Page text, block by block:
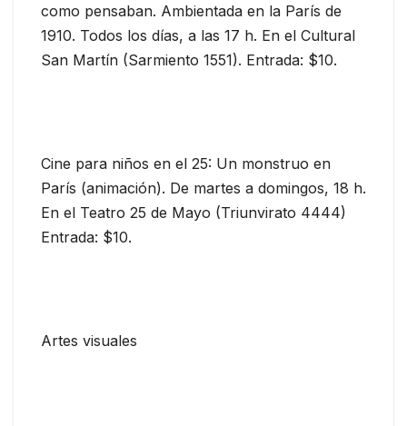
como pensaban. Ambientada en la París de
1910. Todos los días, a las 17 h. En el Cultural
San Martín (Sarmiento 1551). Entrada: $10.
Cine para niños en el 25: Un monstruo en
París (animación). De martes a domingos, 18 h.
En el Teatro 25 de Mayo (Triunvirato 4444)
Entrada: $10.
Artes visuales